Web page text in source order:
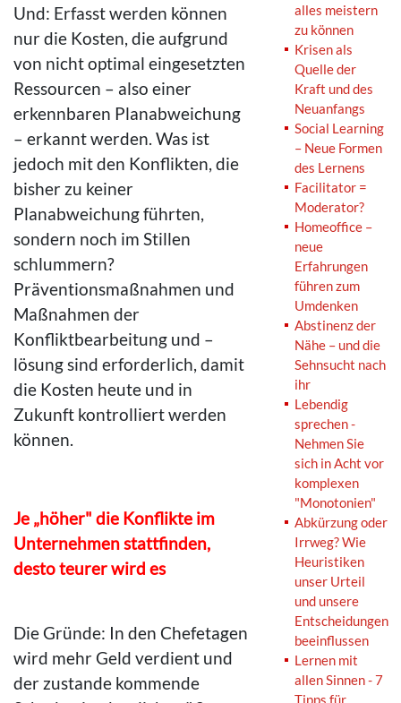
Und: Erfasst werden können
nur die Kosten, die aufgrund
von nicht optimal eingesetzten
Ressourcen – also einer
erkennbaren Planabweichung
– erkannt werden. Was ist
jedoch mit den Konflikten, die
bisher zu keiner
Planabweichung führten,
sondern noch im Stillen
schlummern?
Präventionsmaßnahmen und
Maßnahmen der
Konfliktbearbeitung und –
lösung sind erforderlich, damit
die Kosten heute und in
Zukunft kontrolliert werden
können.
Je „höher" die Konflikte im
Unternehmen stattfinden,
desto teurer wird es
Die Gründe: In den Chefetagen
wird mehr Geld verdient und
der zustande kommende
alles meistern
zu können
Krisen als
Quelle der
Kraft und des
Neuanfangs
Social Learning
– Neue Formen
des Lernens
Facilitator =
Moderator?
Homeoffice –
neue
Erfahrungen
führen zum
Umdenken
Abstinenz der
Nähe – und die
Sehnsucht nach
ihr
Lebendig
sprechen -
Nehmen Sie
sich in Acht vor
komplexen
"Monotonien"
Abkürzung oder
Irrweg? Wie
Heuristiken
unser Urteil
und unsere
Entscheidungen
beeinflussen
Lernen mit
allen Sinnen - 7
Tipps für